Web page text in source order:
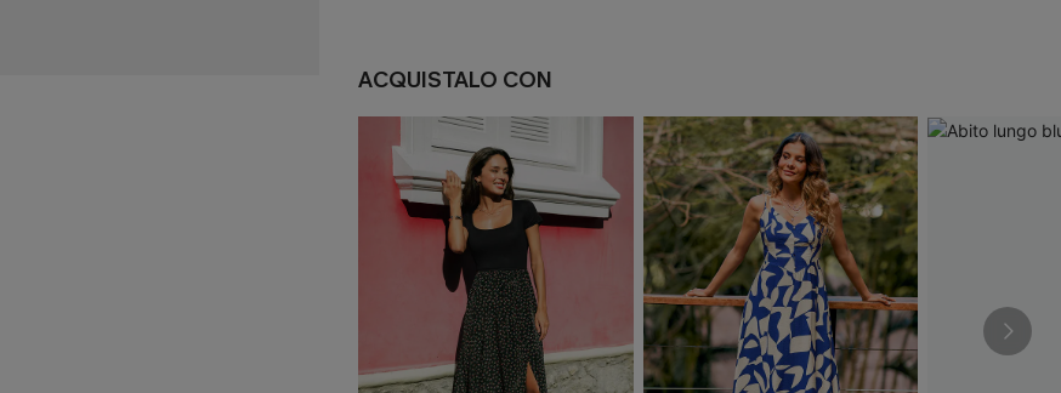
ACQUISTALO CON